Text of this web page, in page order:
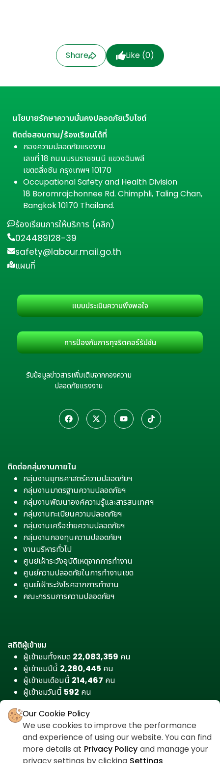
Share Like (0)
นโยบายรักษาความมั่นคงปลอดภัยเว็บไซต์
ติดต่อสอบถาม/ร้องเรียนได้ที่
กองความปลอดภัยแรงงาน
เลขที่ 18 ถนนบรมราชชนนี แขวงฉิมพลี
เขตตลิ่งชัน กรุงเทพฯ 10170
Occupational Safety and Health Division
18 Boromrajchonnee Rd. Chimphli, Taling Chan,
Bangkok 10170 Thailand.
ร้องเรียนการให้บริการ (คลิก)
024489128-39
safety@labour.mail.go.th
แผนที่
แบบประเมินความพึงพอใจ
การป้องกันการทุจริตคอร์รัปชัน
รับข้อมูลข่าวสารเพิ่มเติมจากกองความ
ปลอดภัยแรงงาน
ติดต่อกลุ่มงานภายใน
กลุ่มงานยุทธศาสตร์ความปลอดภัยฯ
กลุ่มงานมาตรฐานความปลอดภัยฯ
กลุ่มงานพัฒนาองค์ความรู้และสารสนเทศฯ
กลุ่มงานทะเบียนความปลอดภัยฯ
กลุ่มงานเครือข่ายความปลอดภัยฯ
กลุ่มงานกองทุนความปลอดภัยฯ
งานบริหารทั่วไป
ศูนย์เฝ้าระวังอุบัติเหตุจากการทำงาน
ศูนย์ความปลอดภัยในการทำงานเขต
ศูนย์เฝ้าระวังโรคจากการทำงาน
คณะกรรมการความปลอดภัยฯ
สถิติผู้เข้าชม
ผู้เข้าชมทั้งหมด 22,083,359 คน
ผู้เข้าชมปีนี้ 2,280,445 คน
ผู้เข้าชมเดือนนี้ 214,467 คน
ผู้เข้าชมวันนี้ 592 คน
Our Cookie Policy
We use cookies to improve the performance
and experience of using our website. You can find
more details at Privacy Policy and manage your